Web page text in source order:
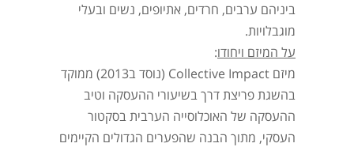
ביניהם ערבים, חרדים, אתיופים, נשים ובעלי
מוגבלויות.
על המיזם ויחודו:
מיזם Collective Impact (נוסד ב2013) ממוקד
בהשגת פריצת דרך בשיעורי ההעסקה וטיב
ההעסקה של האוכלוסייה הערבית בסקטור
העסקי, מתוך הבנה שהפערים הגדולים הקיימים